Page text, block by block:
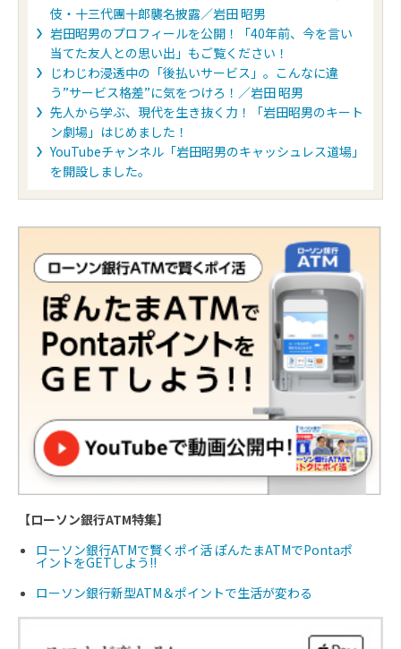
伎・十三代團十郎襲名披露／岩田 昭男
岩田昭男のプロフィールを公開！「40年前、今を言い
当てた友人との思い出」もご覧ください！
じわじわ浸透中の「後払いサービス」。こんなに違
う”サービス格差”に気をつけろ！／岩田 昭男
先人から学ぶ、現代を生き抜く力！「岩田昭男のキート
ン劇場」はじめました！
YouTubeチャンネル「岩田昭男のキャッシュレス道場」
を開設しました。
【ローソン銀行ATM特集】
ローソン銀行ATMで賢くポイ活 ぽんたまATMでPontaポ
イントをGETしよう!!
ローソン銀行新型ATM＆ポイントで生活が変わる